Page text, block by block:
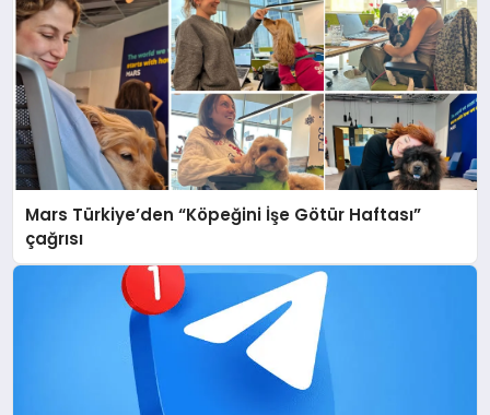
Mars Türkiye’den “Köpeğini İşe Götür Haftası”
çağrısı